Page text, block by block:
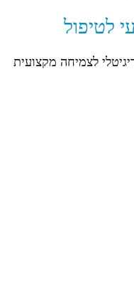
לטיפול
לצמיחה מקצועית